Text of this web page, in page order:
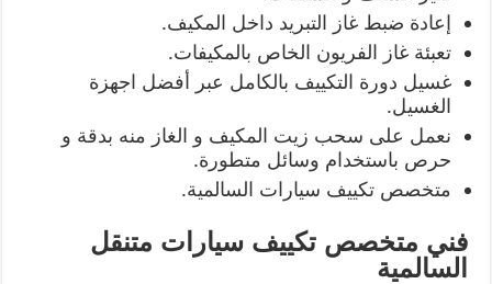
إعادة ضبط غاز التبريد داخل المكيف.
تعبئة غاز الفريون الخاص بالمكيفات.
غسيل دورة التكييف بالكامل عبر أفضل اجهزة
الغسيل.
نعمل على سحب زيت المكيف و الغاز منه بدقة و
حرص باستخدام وسائل متطورة.
متخصص تكييف سيارات السالمية.
فني متخصص تكييف سيارات متنقل
السالمية